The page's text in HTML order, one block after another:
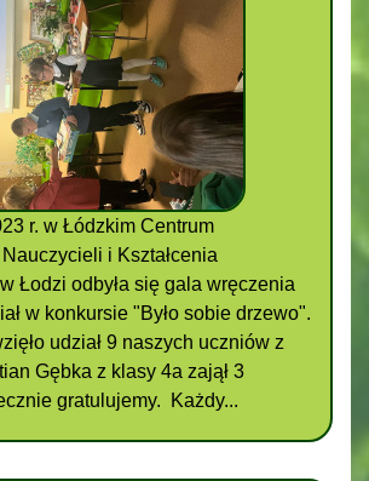
r. w Łódzkim Centrum
i Kształcenia
Łodzi odbyła się gala wręczenia
w konkursie "Było sobie drzewo".
udział 9 naszych uczniów z
Gębka z klasy 4a zajął 3
gratulujemy. Każdy...